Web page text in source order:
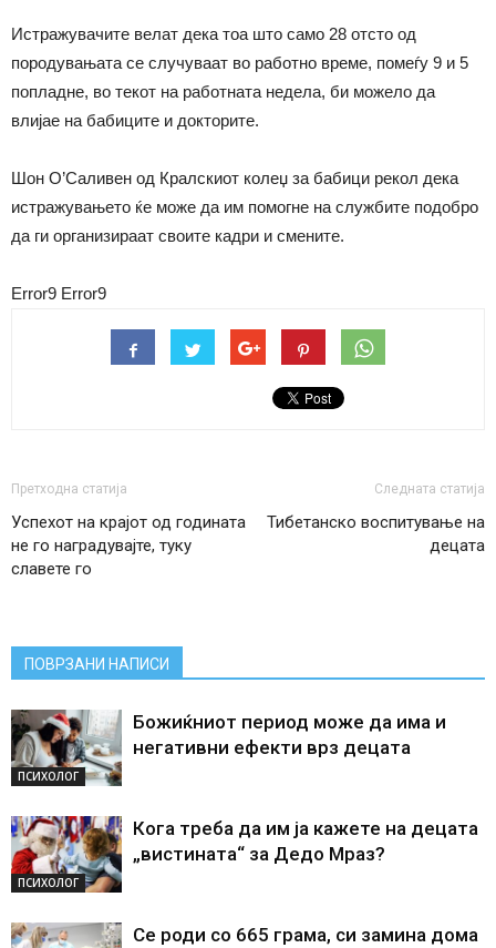
Истражувачите велат дека тоа што само 28 отсто од
породувањата се случуваат во работно време, помеѓу 9 и 5
попладне, во текот на работната недела, би можело да
влијае на бабиците и докторите.
Шон О’Саливен од Кралскиот колеџ за бабици рекол дека
истражувањето ќе може да им помогне на службите подобро
да ги организираат своите кадри и смените.
Error9 Error9
Претходна статија
Успехот на крајот од годината
не го наградувајте, туку
славете го
Следната статија
Тибетанско воспитување на
децата
ПОВРЗАНИ НАПИСИ
ПСИХОЛОГ
Божиќниот период може да има и
негативни ефекти врз децата
ПСИХОЛОГ
Кога треба да им ја кажете на децата
„вистината“ за Дедо Мраз?
Се роди со 665 грама, си замина дома